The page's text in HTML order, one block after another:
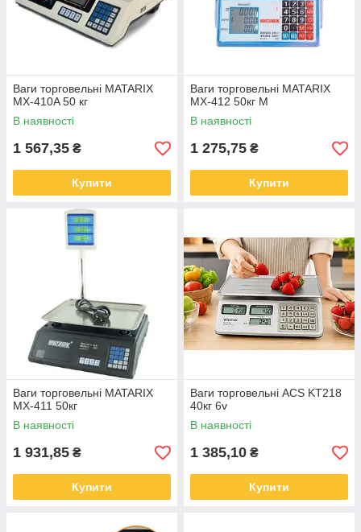
Ваги торговельні MATARIX
MX-410A 50 кг
В наявності
1 567,35 ₴
Купити
Ваги торговельні MATARIX
MX-412 50кг M
В наявності
1 275,75 ₴
Купити
Ваги торговельні MATARIX
MX-411 50кг
В наявності
1 931,85 ₴
Купити
Ваги торговельні ACS KT218
40кг 6v
В наявності
1 385,10 ₴
Купити